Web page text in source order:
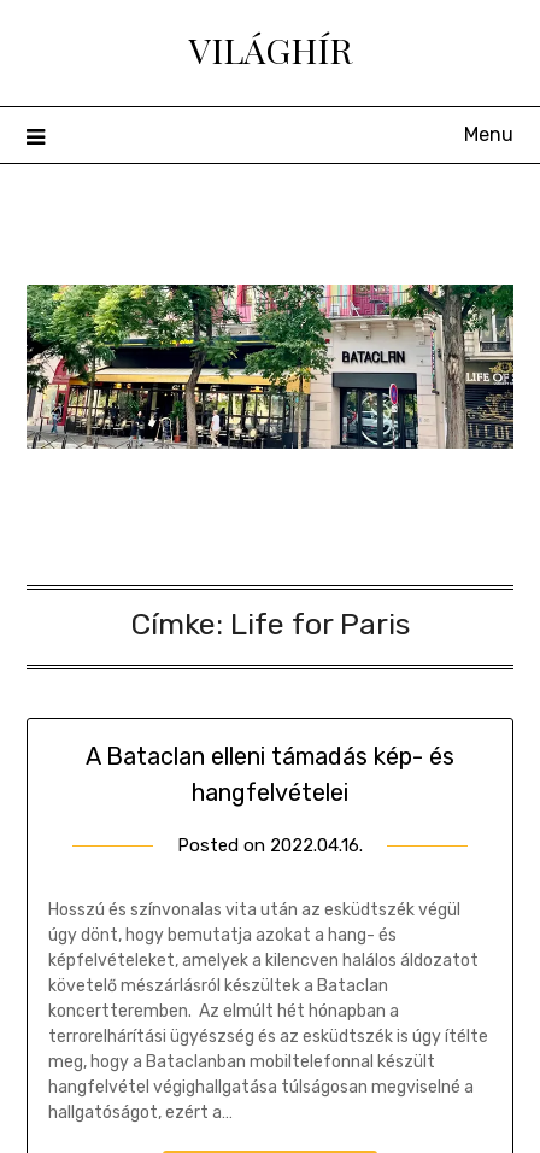
VILÁGHÍR
Menu
Címke: Life for Paris
A Bataclan elleni támadás kép- és
hangfelvételei
Posted on 2022.04.16.
Géza
Hosszú és színvonalas vita után az esküdtszék végül
úgy dönt, hogy bemutatja azokat a hang- és
képfelvételeket, amelyek a kilencven halálos áldozatot
követelő mészárlásról készültek a Bataclan
koncertteremben. Az elmúlt hét hónapban a
terrorelhárítási ügyészség és az esküdtszék is úgy ítélte
meg, hogy a Bataclanban mobiltelefonnal készült
hangfelvétel végighallgatása túlságosan megviselné a
hallgatóságot, ezért a…